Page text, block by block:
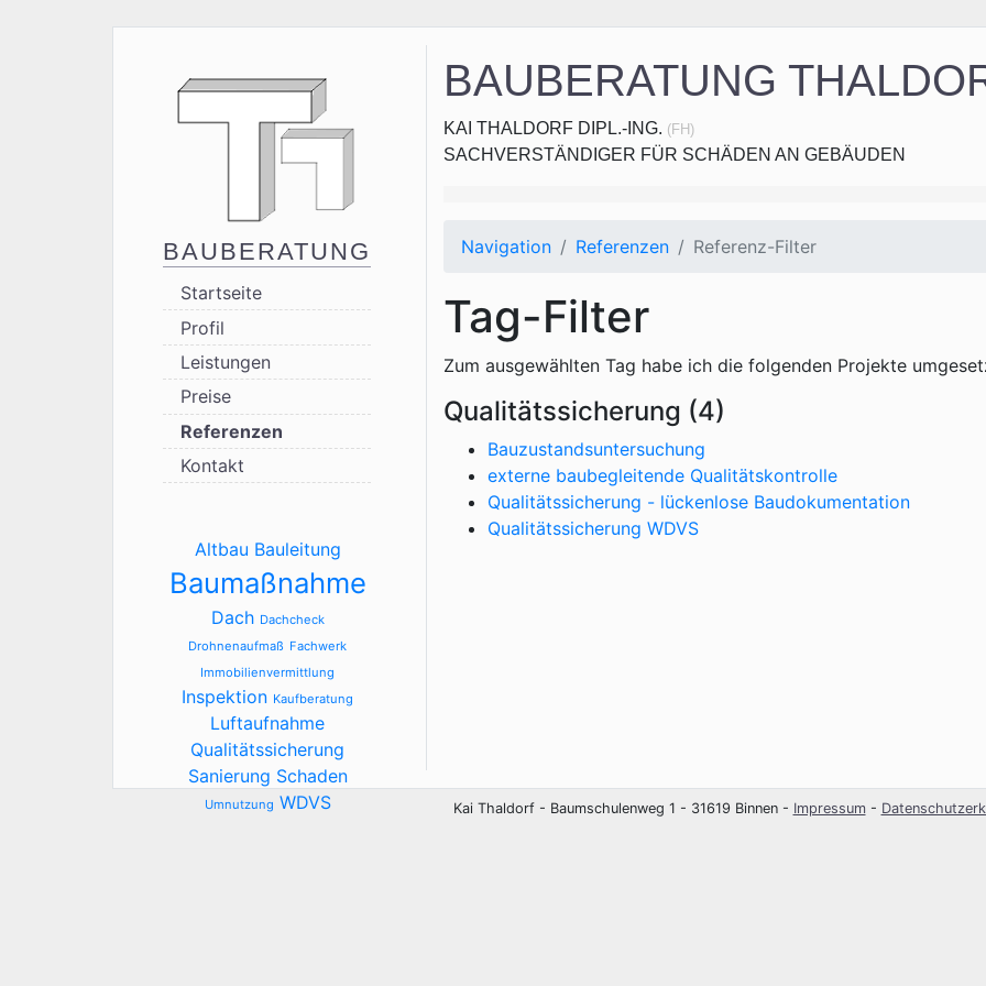
BAUBERATUNG
KAI THALDORF DIPL.-ING. (FH)
SACHVERSTÄNDIGER FÜR SCHÄDEN AN GEBÄUDEN
Navigation Referenzen Referenz-Filter
Tag-Filter
Zum ausgewählten Tag habe ich die folgenden Projekte
Qualitätssicherung (4)
Bauzustandsuntersuchung
externe baubegleitende Qualitätskontrolle
Qualitätssicherung - lückenlose Baudokumentation
Qualitätssicherung WDVS
BAUBERATUNG
Startseite
Profil
Leistungen
Preise
Referenzen
Kontakt
Altbau Bauleitung
Baumaßnahme
Dach Dachcheck
Drohnenaufmaß Fachwerk
Immobilienvermittlung
Inspektion Kaufberatung
Luftaufnahme
Qualitätssicherung
Sanierung Schaden
Umnutzung WDVS Kai Thaldorf - Baumschulenweg 1 - 31619 Binnen - Impressum-